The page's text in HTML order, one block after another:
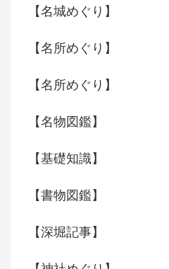
【名城めぐり】
【名所めぐり】
【名所めぐり】
【名物図鑑】
【基礎知識】
【書物図鑑】
【深堀記事】